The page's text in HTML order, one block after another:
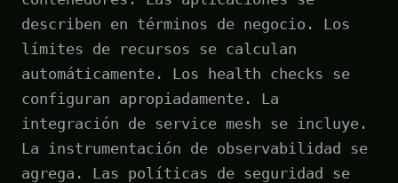
describen en términos de negocio. Los
límites de recursos se calculan
automáticamente. Los health checks se
configuran apropiadamente. La
integración de service mesh se incluye.
La instrumentación de observabilidad se
agrega. Las políticas de seguridad se